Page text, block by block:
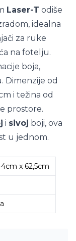
Laser-T odiše
idealna
za ruke
na fotelju.
boja,
Dimenzije od
i težina od
prostore.
i sivoj boji, ova
u jednom.
x 62,5cm